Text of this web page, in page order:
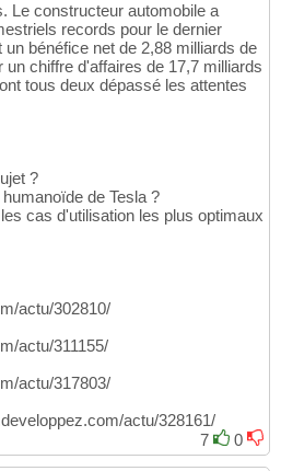
Le constructeur automobile a
records pour le dernier
bénéfice net de 2,88 milliards de
chiffre d'affaires de 17,7 milliards
tous deux dépassé les attentes
?
de Tesla ?
cas d'utilisation les plus optimaux
actu/302810/
actu/311155/
actu/317803/
actu/328161/
7
0